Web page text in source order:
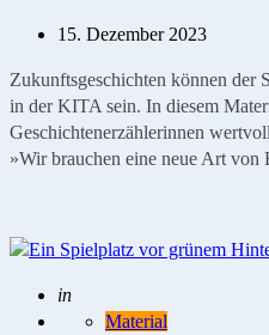
15. Dezember 2023
Zukunftsgeschichten können der
in der KITA sein. In diesem
Geschichtenerzählerinnen
»Wir brauchen eine neue Art
Geschrieben
in
Material